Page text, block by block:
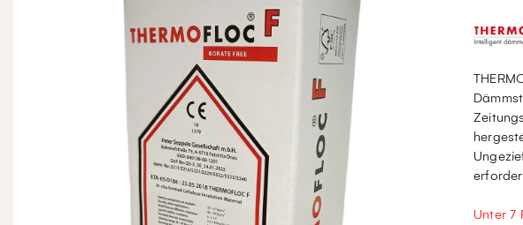
Unter 7